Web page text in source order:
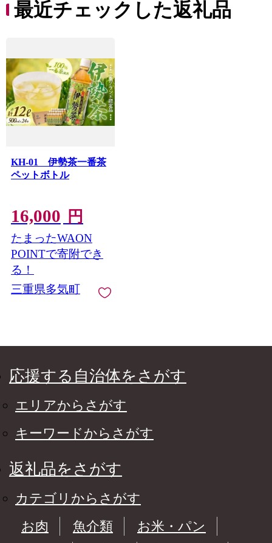
最近チェックした返礼品
KH-01 伊勢茶一番茶
ペットボトル
16,000 円
たまったWAON
POINTで寄附でき
る！
三重県多気町
応援する自治体をさがす
エリアからさがす
キーワードからさがす
返礼品をさがす
カテゴリからさがす
お肉
魚介類
お米・パン